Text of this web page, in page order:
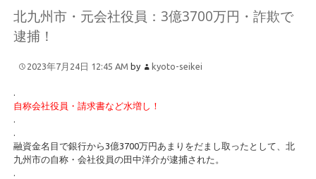
北九州市・元会社役員：3億3700万円・詐欺で
逮捕！
2023年7月24日 12:45 AM by kyoto-seikei
.
自称会社役員・請求書など水増し！
.
.
融資金名目で銀行から3億3700万円あまりをだまし取ったとして、北
九州市の自称・会社役員の田中洋介が逮捕された。
.